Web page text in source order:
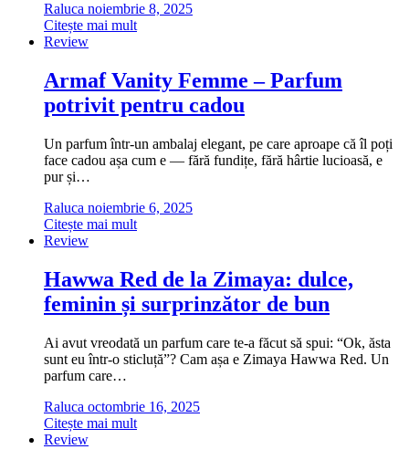
Raluca noiembrie 8, 2025
Citește mai mult
Review
Armaf Vanity Femme – Parfum
potrivit pentru cadou
Un parfum într-un ambalaj elegant, pe care aproape că îl poți
face cadou așa cum e — fără fundițe, fără hârtie lucioasă, e
pur și…
Raluca noiembrie 6, 2025
Citește mai mult
Review
Hawwa Red de la Zimaya: dulce,
feminin și surprinzător de bun
Ai avut vreodată un parfum care te-a făcut să spui: “Ok, ăsta
sunt eu într-o sticluță”? Cam așa e Zimaya Hawwa Red. Un
parfum care…
Raluca octombrie 16, 2025
Citește mai mult
Review